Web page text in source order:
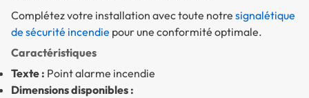
Complétez votre installation avec toute notre signalétique
de sécurité incendie pour une conformité optimale.
Caractéristiques
Texte : Point alarme incendie
Dimensions disponibles :